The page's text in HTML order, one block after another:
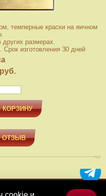
темперные краски на яичном
размерах.
Срок изготовления 30 дней
руб.
КОРЗИНУ
ОТЗЫВ